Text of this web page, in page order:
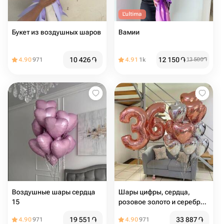
Букет из воздушных шаров
4.90971 10 426֏
L'ultima
Вамии
4.91 1k 12 150֏13 500֏
Воздушные шары сердца
15
4.90971 19 551 ֏
Шары цифры, сердца,
розовое золото и серебро,
4.90971 33 887֏